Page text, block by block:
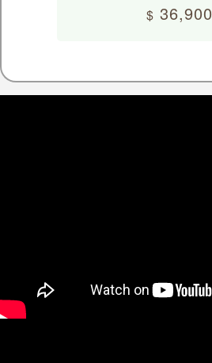
36,900